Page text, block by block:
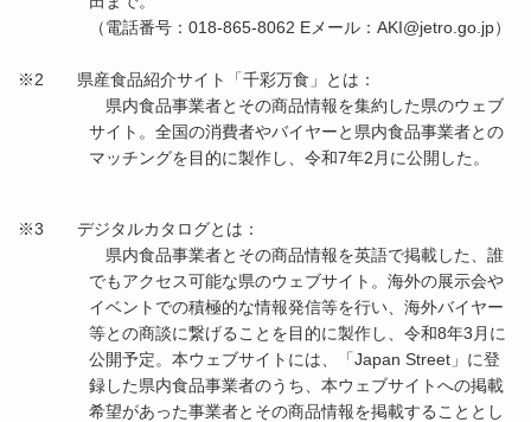
（電話番号：018-865-8062 Eメール：AKI@jetro.go.jp）
※2 県産食品紹介サイト「千彩万食」とは：
県内食品事業者とその商品情報を集約した県のウェブ
サイト。全国の消費者やバイヤーと県内食品事業者との
マッチングを目的に製作し、令和7年2月に公開した。
※3 デジタルカタログとは：
県内食品事業者とその商品情報を英語で掲載した、誰
でもアクセス可能な県のウェブサイト。海外の展示会や
イベントでの積極的な情報発信等を行い、海外バイヤー
等との商談に繋げることを目的に製作し、令和8年3月に
公開予定。本ウェブサイトには、「Japan Street」に登
録した県内食品事業者のうち、本ウェブサイトへの掲載
希望があった事業者とその商品情報を掲載することとし